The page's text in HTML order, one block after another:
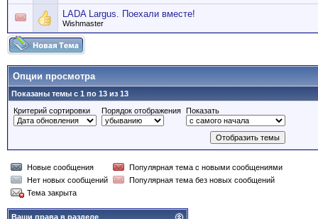
LADA Largus. Поехали вместе!
Wishmaster
Опции просмотра
Показаны темы с 1 по 13 из 13
Критерий сортировки
Порядок отображения Показать
Новые сообщения
Популярная тема с новыми сообщениями
Нет новых сообщений
Популярная тема без новых сообщений
Тема закрыта
Ваши права в разделе